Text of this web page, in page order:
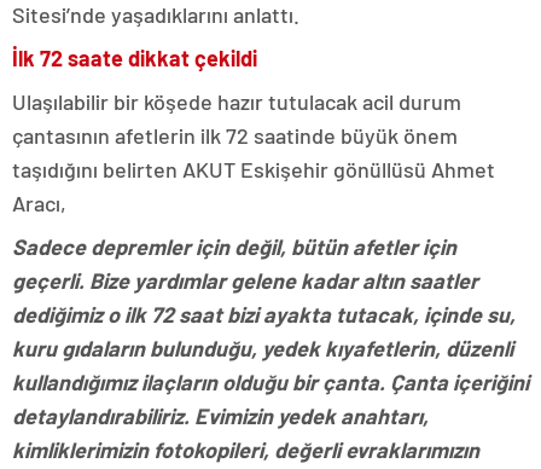
Sitesi’nde yaşadıklarını anlattı.
İlk 72 saate dikkat çekildi
Ulaşılabilir bir köşede hazır tutulacak acil durum
çantasının afetlerin ilk 72 saatinde büyük önem
taşıdığını belirten AKUT Eskişehir gönüllüsü Ahmet
Aracı,
Sadece depremler için değil, bütün afetler için
geçerli. Bize yardımlar gelene kadar altın saatler
dediğimiz o ilk 72 saat bizi ayakta tutacak, içinde su,
kuru gıdaların bulunduğu, yedek kıyafetlerin, düzenli
kullandığımız ilaçların olduğu bir çanta. Çanta içeriğini
detaylandırabiliriz. Evimizin yedek anahtarı,
kimliklerimizin fotokopileri, değerli evraklarımızın